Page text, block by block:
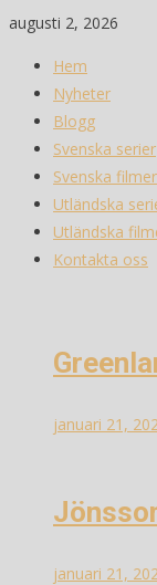
Skip
content
augusti 2, 2026
Hem
Nyheter
Blogg
Svenska serier
Svenska filmer
Utländska
Utländska
Kontakta oss
januari 21,
januari 21,